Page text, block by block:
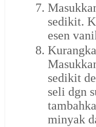
7.
sedikit.
esen
8.
sedikit
seli dgn
minyak